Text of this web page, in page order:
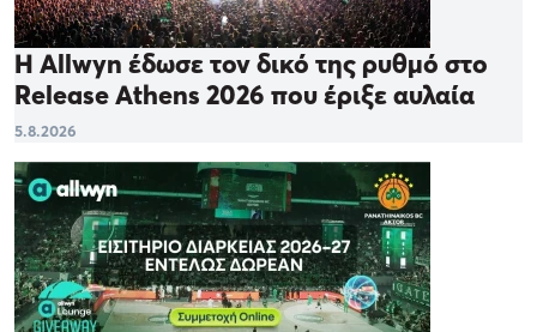
Η Allwyn έδωσε τον δικό της ρυθμό στο
Release Athens 2026 που έριξε αυλαία
5.8.2026